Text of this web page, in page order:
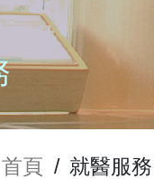
首頁 / 就醫服務